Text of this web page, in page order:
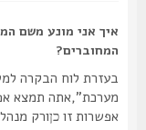
איך אני מונע משם
המחוברים?
בעזרת לוח הבקרה
מערכת”,אתה תמצא
אפשרות זוכןורק מנהלי